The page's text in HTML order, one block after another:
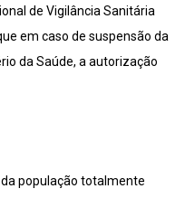
de Vigilância Sanitária
em caso de suspensão da
da Saúde, a autorização
da população totalmente